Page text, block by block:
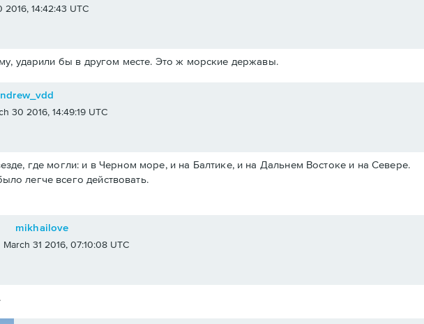
2016, 14:42:43 UTC
ударили бы в другом месте. Это ж морские державы.
30 2016, 14:49:19 UTC
где могли: и в Черном море, и на Балтике, и на Дальнем Востоке и на Севере.
легче всего действовать.
mikhailove
March 31 2016, 07:10:08 UTC